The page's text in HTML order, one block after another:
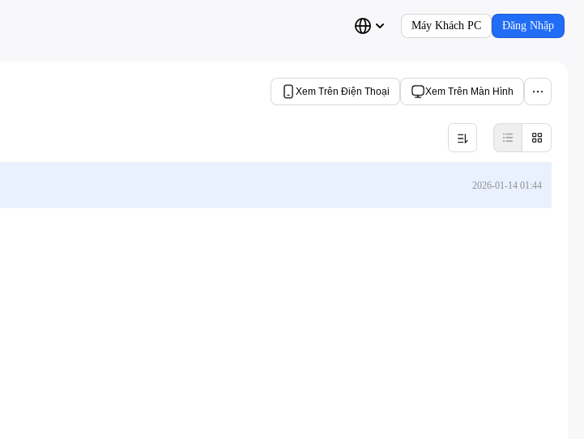
Máy Khách PC Đăng Nhập
Xem Trên Điện Thoại Xem Trên Màn Hình
2026-01-14 01:44